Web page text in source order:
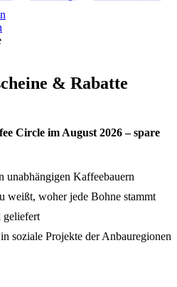
& Rabatte
Circle im August 2026 – spare
unabhängigen Kaffeebauern
weißt, woher jede Bohne stammt
geliefert
soziale Projekte der Anbauregionen